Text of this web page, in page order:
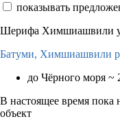
показывать
Шерифа Химшиашвили
Батуми, Химшиашвили
до Чёрного моря ~
В настоящее время пока
объект